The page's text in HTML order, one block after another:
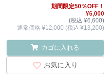
期間限定50％OFF！
¥6,000
(税込 ¥6,600)
通常価格 ¥12,000 (税込 ¥13,200)
カゴに入れる
お気に入り